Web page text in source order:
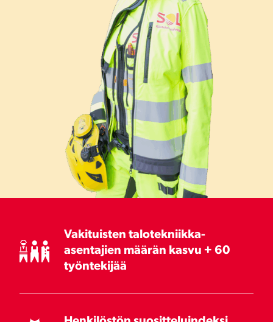
Vakituisten talotekniikka-
asentajien määrän kasvu + 60
työntekijää